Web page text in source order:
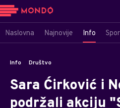
Naslovna Najnovije Info
Info Društvo
Sara Ćirković i
podržali akciju